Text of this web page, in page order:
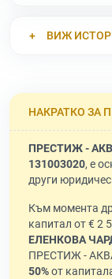
ВИЖ
НАКРАТКО ЗА
ПРЕСТИЖ -
131003020, е
други
Към момента
капитал от € 2
ЕЛЕНКОВА
ПРЕСТИЖ -
50%от